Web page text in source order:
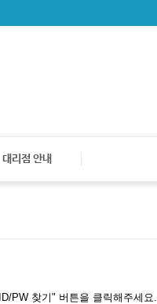
대리점 안내
PW 찾기" 버튼을 클릭해주세요.